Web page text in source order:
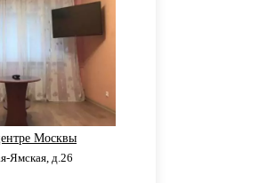
Москвы
Ямская, д.26